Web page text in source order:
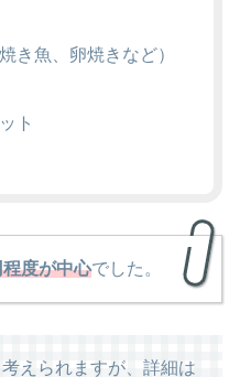
き魚、卵焼きなど）
ト
度が中心でした。
えられますが、詳細は